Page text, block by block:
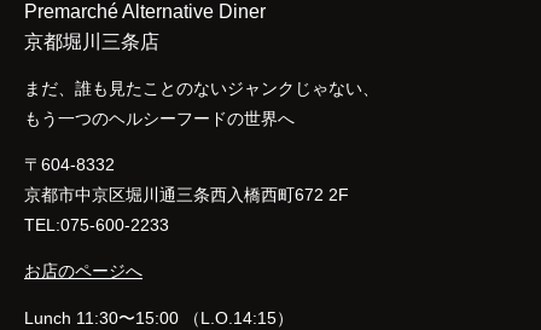
Premarché Alternative Diner
京都堀川三条店
まだ、誰も見たことのないジャンクじゃない、
もう一つのヘルシーフードの世界へ
〒604-8332
京都市中京区堀川通三条西入橋西町672 2F
TEL:075-600-2233
お店のページへ
Lunch 11:30〜15:00 （L.O.14:15）